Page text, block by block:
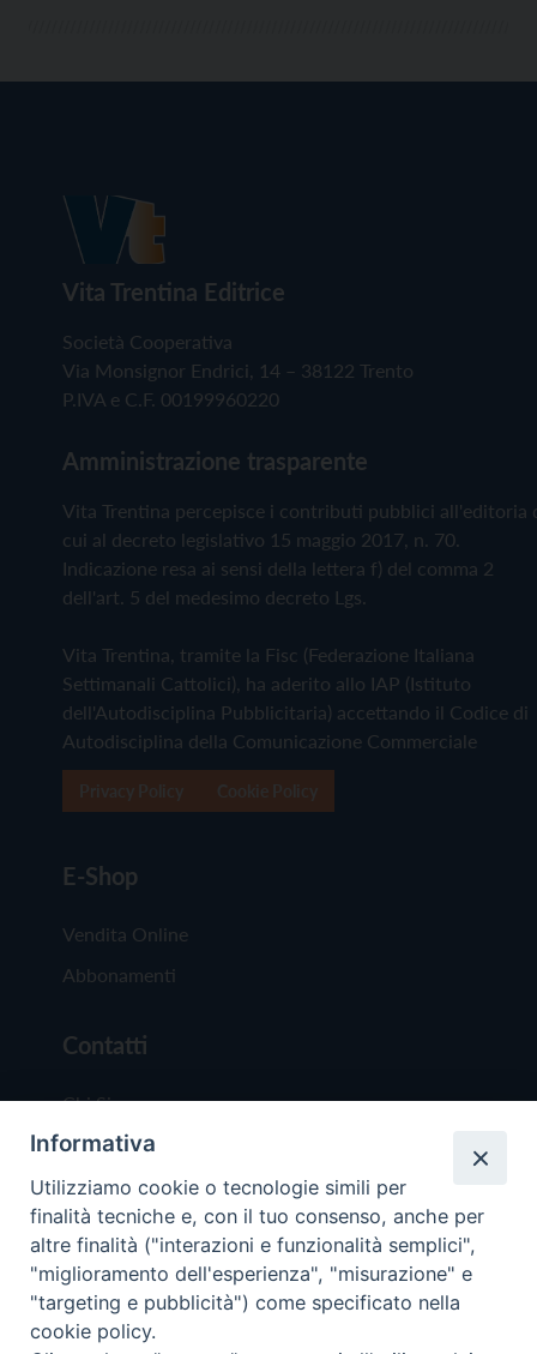
Vita Trentina Editrice
Società Cooperativa
Via Monsignor Endrici, 14 – 38122 Trento
P.IVA e C.F. 00199960220
Amministrazione trasparente
Vita Trentina percepisce i contributi pubblici all'editoria
cui al decreto legislativo 15 maggio 2017, n. 70.
Indicazione resa ai sensi della lettera f) del comma 2
dell'art. 5 del medesimo decreto Lgs.
Vita Trentina, tramite la Fisc (Federazione Italiana
Settimanali Cattolici), ha aderito allo IAP (Istituto
dell'Autodisciplina Pubblicitaria) accettando il Codice di
Autodisciplina della Comunicazione Commerciale
E-Shop
Vendita Online
Abbonamenti
Contatti
Chi Siamo
Redazione
Scrivici
Copyright © 2019 - Tutti i diritti riservati - Vita
Informativa
Utilizziamo cookie o tecnologie simili per
finalità tecniche e, con il tuo consenso, anche per
altre finalità ("interazioni e funzionalità semplici",
"miglioramento dell'esperienza", "misurazione" e
"targeting e pubblicità") come specificato nella
cookie policy.